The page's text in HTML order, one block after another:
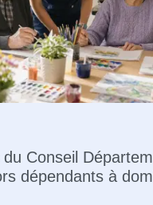
Conseil
dépendants à